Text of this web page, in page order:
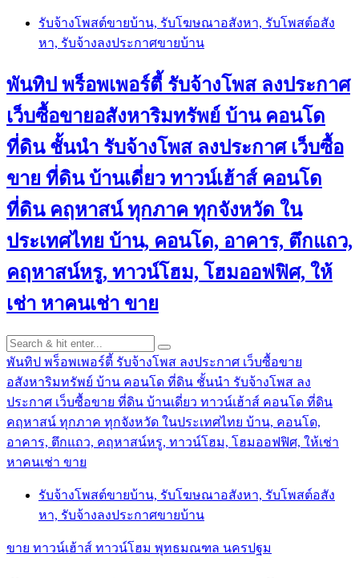
Skip
content
รับจ้างโพสต์ขายบ้าน, รับโฆษณาอสังหา, รับโพสต์อสัง
หา, รับจ้างลงประกาศขายบ้าน
พันทิป พร็อพเพอร์ตี้ รับจ้างโพส ลงประกาศ
เว็บซื้อขายอสังหาริมทรัพย์ บ้าน คอนโด
ที่ดิน ชั้นนำ รับจ้างโพส ลงประกาศ เว็บซื้อ
ขาย ที่ดิน บ้านเดี่ยว ทาวน์เฮ้าส์ คอนโด
ที่ดิน คฤหาสน์ ทุกภาค ทุกจังหวัด ใน
ประเทศไทย บ้าน, คอนโด, อาคาร, ตึกแถว,
คฤหาสน์หรู, ทาวน์โฮม, โฮมออฟฟิศ, ให้
เช่า หาคนเช่า ขาย
พันทิป พร็อพเพอร์ตี้ รับจ้างโพส ลงประกาศ เว็บซื้อขาย
อสังหาริมทรัพย์ บ้าน คอนโด ที่ดิน ชั้นนำ รับจ้างโพส ลง
ประกาศ เว็บซื้อขาย ที่ดิน บ้านเดี่ยว ทาวน์เฮ้าส์ คอนโด ที่ดิน
คฤหาสน์ ทุกภาค ทุกจังหวัด ในประเทศไทย บ้าน, คอนโด,
อาคาร, ตึกแถว, คฤหาสน์หรู, ทาวน์โฮม, โฮมออฟฟิศ, ให้เช่า
หาคนเช่า ขาย
รับจ้างโพสต์ขายบ้าน, รับโฆษณาอสังหา, รับโพสต์อสัง
หา, รับจ้างลงประกาศขายบ้าน
ขาย ทาวน์เฮ้าส์ ทาวน์โฮม พุทธมณฑล นครปฐม